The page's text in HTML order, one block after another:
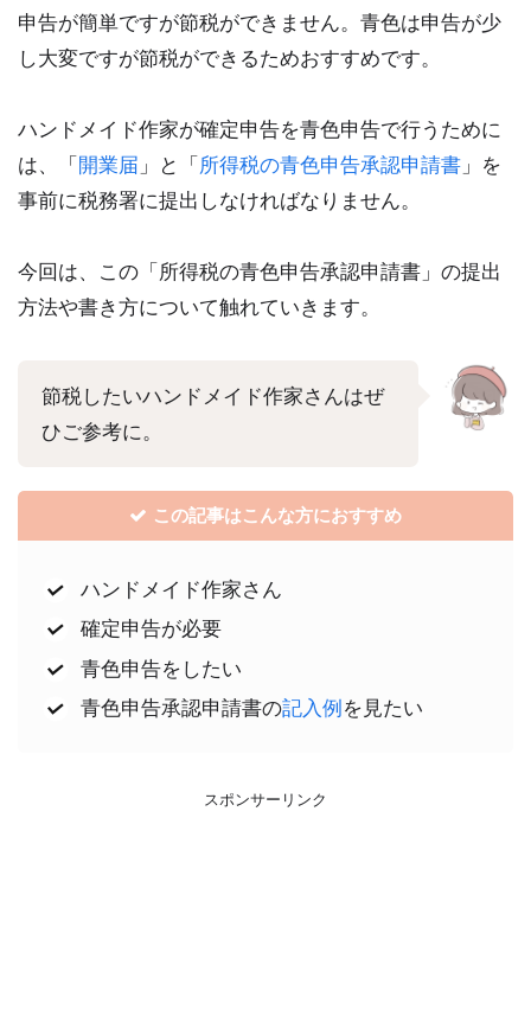
申告が簡単ですが節税ができません。青色は申告が少
し大変ですが節税ができるためおすすめです。
ハンドメイド作家が確定申告を青色申告で行うために
は、「開業届 」と「所得税の青色申告承認申請書 」を
事前に税務署に提出しなければなりません。
今回は、この「所得税の青色申告承認申請書」の提出
方法や書き方について触れていきます。
節税したいハンドメイド作家さんはぜ
ひご参考に。
この記事はこんな方におすすめ
ハンドメイド作家さん
確定申告が必要
青色申告をしたい
青色申告承認申請書の記入例 を見たい
スポンサーリンク